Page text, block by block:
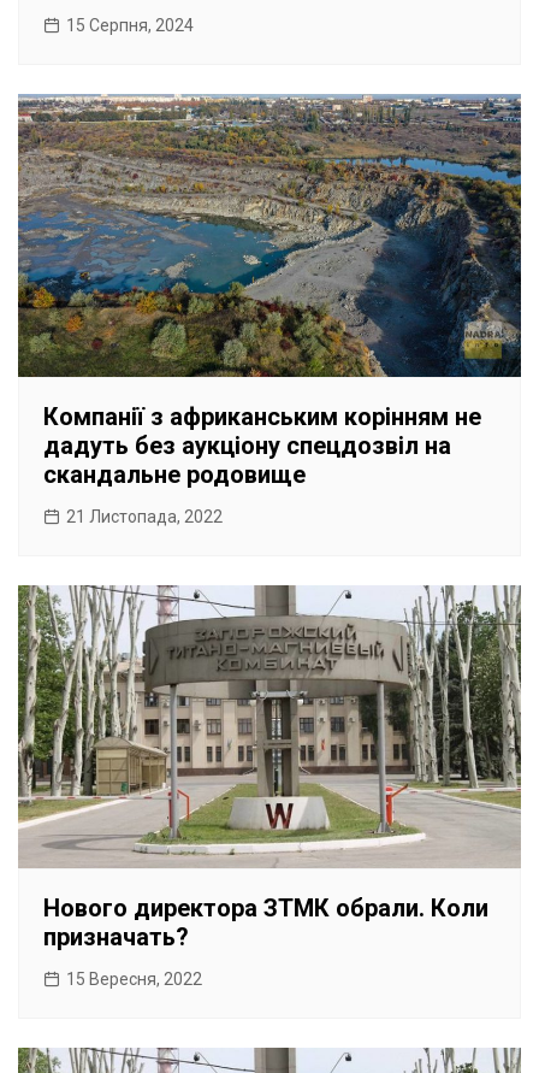
15 Серпня, 2024
Компанії з африканським корінням не
дадуть без аукціону спецдозвіл на
скандальне родовище
21 Листопада, 2022
Нового директора ЗТМК обрали. Коли
призначать?
15 Вересня, 2022